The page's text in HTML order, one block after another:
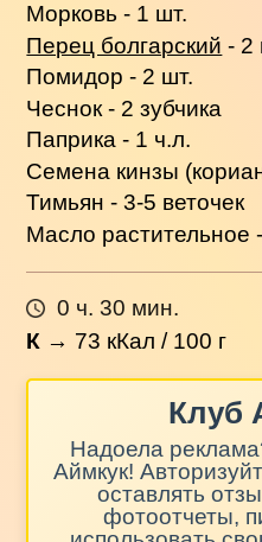
Морковь - 1 шт.
Перец болгарский - 2
Помидор - 2 шт.
Чеснок - 2 зубчика
Паприка - 1 ч.л.
Семена кинзы
Тимьян - 3-5 веточек
Масло растительное
0 ч. 30 мин.
К → 73 кКал / 100 г
Клуб
Надоела
Аймкук!
оставлять
фотоотчеты,